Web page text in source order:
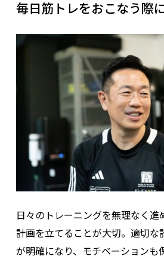
毎日筋トレをおこなう際
日々のトレーニングを無理なく進
計画を立てることが大切。適切な
が明確になり、モチベーションも